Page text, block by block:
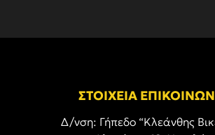
ΣΤΟΙΧΕΙΑ
Δ/νση: Γήπεδο “Κλεάνθης